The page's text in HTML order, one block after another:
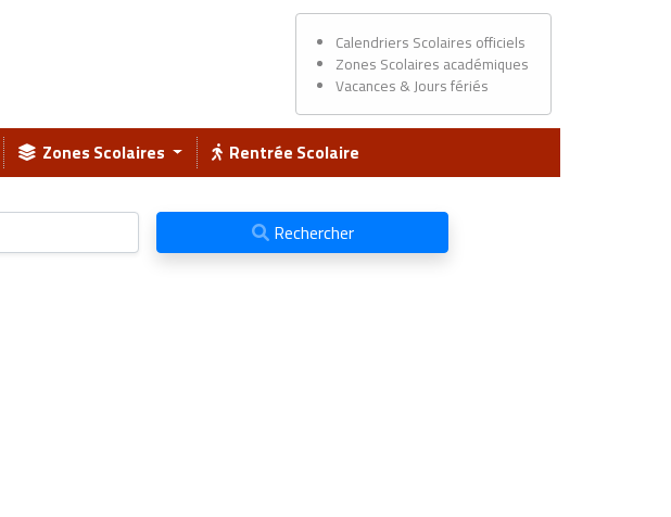
Calendriers Scolaires officiels
Zones Scolaires académiques
Vacances & Jours fériés
Zones Scolaires Rentrée Scolaire
Rechercher